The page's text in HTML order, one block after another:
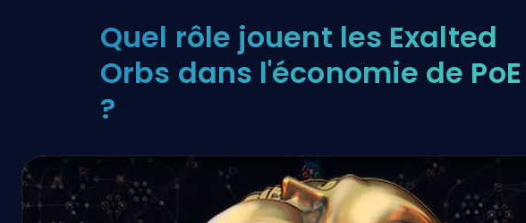
Quel rôle jouent les Exalted
Orbs dans l'économie de
?